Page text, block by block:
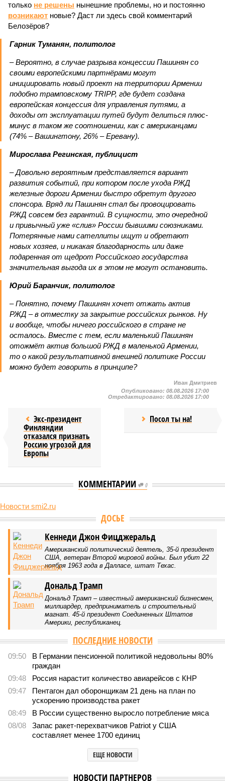
только не решены нынешние проблемы, но и постоянно
возникают новые? Даст ли здесь свой комментарий
Белозёров?
Гарник Туманян, политолог
– Вероятно, в случае разрыва концессии Пашинян со
своими европейскими партнёрами могут
инициировать новый проект на территории Армении
подобно трамповскому TRIPP, где будет создана
европейская концессия для управления путями, а
доходы от эксплуатации путей будут делиться плюс-
минус в таком же соотношении, как с американцами
(74% – Вашингтону, 26% – Еревану).
Мирослава Регинская, публицист
– Довольно вероятным представляется вариант
развития событий, при котором после ухода РЖД
железные дороги Армении быстро обретут другого
спонсора. Вряд ли Пашинян стал бы провоцировать
РЖД совсем без гарантий. В сущности, это очередной
и привычный уже «слив» России бывшими союзниками.
Потерянные нами сателлиты ищут и обретают
новых хозяев, и никакая благодарность или даже
подаренная от щедрот Российского государства
значительная выгода их в этом не могут остановить.
Юрий Баранчик, политолог
– Понятно, почему Пашинян хочет отжать актив
РЖД – в отместку за закрытие российских рынков. Ну
и вообще, чтобы ничего российского в стране не
осталось. Вместе с тем, если маленький Пашинян
отожмёт актив большой РЖД в маленькой Армении,
то о какой результативной внешней политике России
можно будет говорить в принципе?
Иван Дмитриев
Опубликовано: 08.08.2026 17:00
Отредактировано: 08.08.2026 17:00
Экс-президент
Финляндии
отказался признать
Россию угрозой для
Европы
Посол ты на!
КОММЕНТАРИИ 0
Новости smi2.ru
ДОСЬЕ
Кеннеди Джон Фицджеральд
Американский политический деятель, 35-й президент
США, ветеран Второй мировой войны. Был убит 22
ноября 1963 года в Далласе, штат Техас.
Дональд Трамп
Дональд Трамп – известный американский бизнесмен,
миллиардер, предприниматель и строительный
магнат. 45-й президент Соединенных Штатов
Америки, республиканец.
ПОСЛЕДНИЕ НОВОСТИ
09:50
В Германии пенсионной политикой недовольны 80%
граждан
09:48
Россия нарастит количество авиарейсов с КНР
09:47
Пентагон дал оборонщикам 21 день на план по
ускорению производства ракет
08:49
В России существенно выросло потребление мяса
08/08
Запас ракет-перехватчиков Patriot у США
составляет менее 1700 единиц
ЕЩЕ НОВОСТИ
НОВОСТИ ПАРТНЕРОВ